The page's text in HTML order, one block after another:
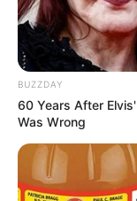
BUZZDAY
60 Years After
Was Wrong